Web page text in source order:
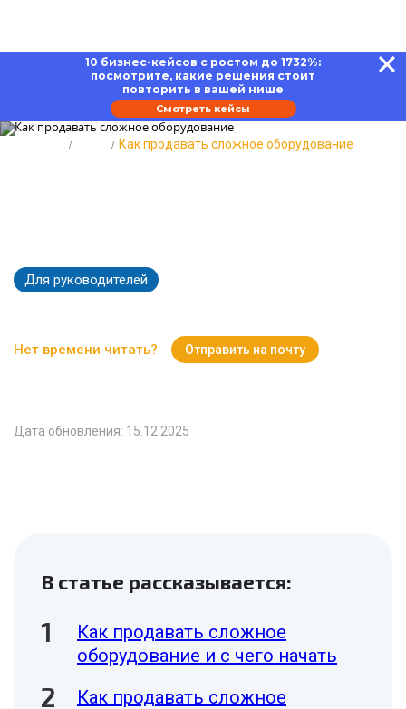
10 бизнес-кейсов с ростом до 1732%:
посмотрите, какие решения стоит
повторить в вашей нише
Смотреть кейсы
Как продавать сложное оборудование
Для руководителей
Нет времени читать? Отправить на почту
Дата обновления: 15.12.2025
В статье рассказывается:
Как продавать сложное
оборудование и с чего начать
Как продавать сложное